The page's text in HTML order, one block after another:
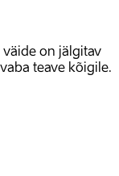
väide on jälgitav
teave kõigile.